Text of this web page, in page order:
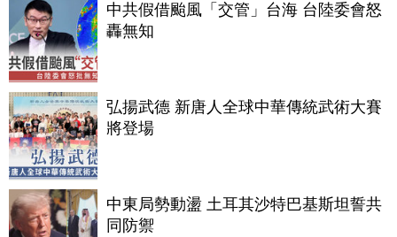
中共假借颱風「交管」台海 台陸委會怒
轟無知
弘揚武德 新唐人全球中華傳統武術大賽
將登場
中東局勢動盪 土耳其沙特巴基斯坦誓共
同防禦